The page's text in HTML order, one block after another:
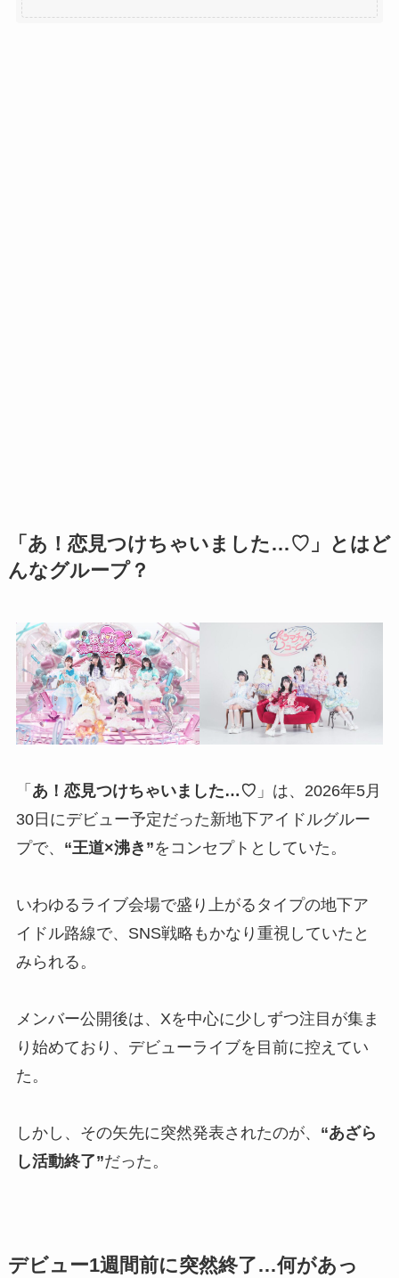
「あ！恋見つけちゃいました…♡」とはど
んなグループ？
「 あ！恋見つけちゃいました…♡ 」は、2026年5月
30日にデビュー予定だった新地下アイドルグルー
プで、 “王道×沸き”をコンセプトとしていた。
いわゆるライブ会場で盛り上がるタイプの地下ア
イドル路線で、SNS戦略もかなり重視していたと
みられる。
メンバー公開後は、Xを中心に少しずつ注目が集ま
り始めており、デビューライブを目前に控えてい
た。
しかし、その矢先に突然発表されたのが、 “あざら
し活動終了”だった。
デビュー1週間前に突然終了…何があっ